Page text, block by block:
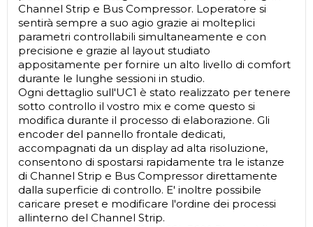
Channel Strip e Bus Compressor. Loperatore si
sentirà sempre a suo agio grazie ai molteplici
parametri controllabili simultaneamente e con
precisione e grazie al layout studiato
appositamente per fornire un alto livello di comfort
durante le lunghe sessioni in studio.
Ogni dettaglio sull'UC1 è stato realizzato per tenere
sotto controllo il vostro mix e come questo si
modifica durante il processo di elaborazione. Gli
encoder del pannello frontale dedicati,
accompagnati da un display ad alta risoluzione,
consentono di spostarsi rapidamente tra le istanze
di Channel Strip e Bus Compressor direttamente
dalla superficie di controllo. E' inoltre possibile
caricare preset e modificare l'ordine dei processi
allinterno del Channel Strip.